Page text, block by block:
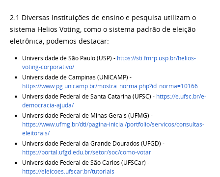
2.1 Diversas Instituições de ensino e pesquisa utilizam o
sistema Helios Voting, como o sistema padrão de eleição
eletrônica, podemos destacar:
Universidade de São Paulo (USP) - https://sti.fmrp.usp.br/helios-
voting-corporativo/
Universidade de Campinas (UNICAMP) -
https://www.pg.unicamp.br/mostra_norma.php?id_norma=10166
Universidade Federal de Santa Catarina (UFSC) - https://e.ufsc.br/e-
democracia-ajuda/
Universidade Federal de Minas Gerais (UFMG) -
https://www.ufmg.br/dti/pagina-inicial/portfolio/servicos/consultas-
eleitorais/
Universidade Federal da Grande Dourados (UFGD) -
https://portal.ufgd.edu.br/setor/soc/como-votar
Universidade Federal de São Carlos (UFSCar) -
https://eleicoes.ufscar.br/tutoriais